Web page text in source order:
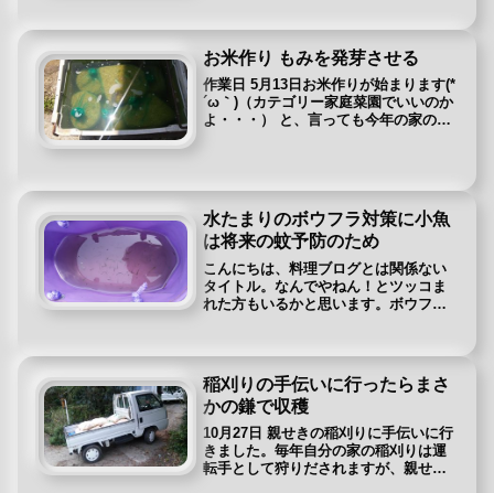
状態です。前回の記事 ⇒お...
お米作り もみを発芽させる
作業日 5月13日お米作りが始まります(*
´ω｀)（カテゴリー家庭菜園でいいのか
よ・・・） と、言っても今年の家の田
で水の供給タイミングな...
水たまりのボウフラ対策に小魚
は将来の蚊予防のため
こんにちは、料理ブログとは関係ない
タイトル。なんでやねん！とツッコま
れた方もいるかと思います。ボウフラ
ことも書いています。 そこでお米を作
るために苗箱ごと水に2週間ほど浸け...
稲刈りの手伝いに行ったらまさ
かの鎌で収穫
10月27日 親せきの稲刈りに手伝いに行
きました。毎年自分の家の稲刈りは運
転手として狩りだされますが、親せき